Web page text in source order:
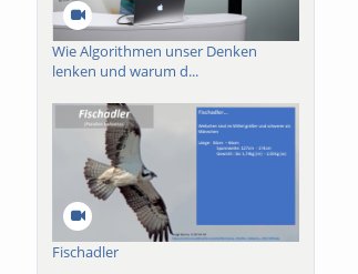
Wie Algorithmen unser Denken
lenken und warum d...
Fischadler